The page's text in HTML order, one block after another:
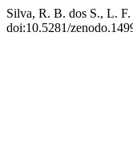
Silva, R. B. dos S., L.
doi:10.5281/